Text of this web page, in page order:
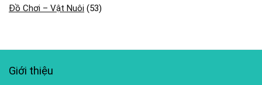
Đồ Chơi – Vật Nuôi (53)
Giới thiệu